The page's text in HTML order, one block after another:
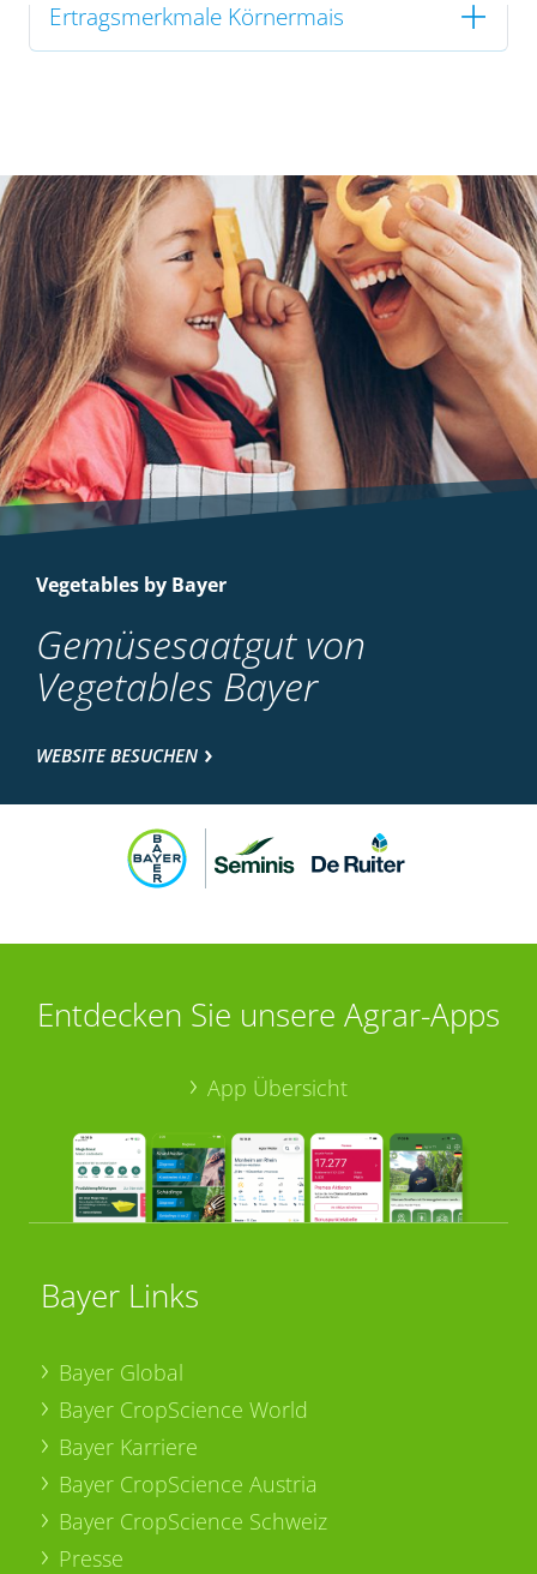
Ertragsmerkmale Körnermais
Vegetables by Bayer
Gemüsesaatgut von
Vegetables Bayer
WEBSITE BESUCHEN
Entdecken Sie unsere Agrar-Apps
App Übersicht
Bayer Links
Bayer Global
Bayer CropScience World
Bayer Karriere
Bayer CropScience Austria
Bayer CropScience Schweiz
Presse